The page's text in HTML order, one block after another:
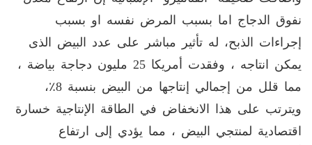
نفوق الدجاج اما بسبب المرض نفسه او بسبب
إجراءات الذبح، له تأثير مباشر على عدد البيض الذى
يمكن انتاجه ، وفقدت أمريكا 25 مليون دجاجة بياضة ،
مما قلل من إجمالي إنتاجها من البيض بنسبة 8٪،
ويترتب على هذا الانخفاض في الطاقة الإنتاجية خسارة
اقتصادية لمنتجي البيض ، مما يؤدي إلى ارتفاع